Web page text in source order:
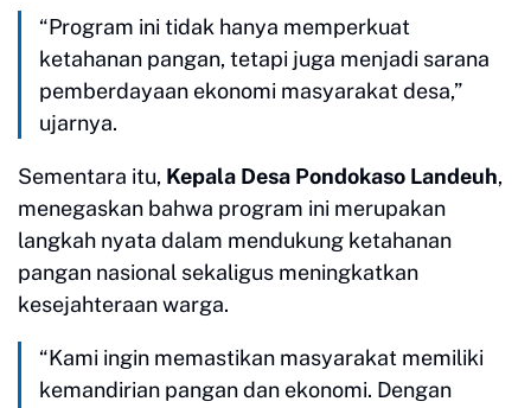
“Program ini tidak hanya memperkuat
ketahanan pangan, tetapi juga menjadi sarana
pemberdayaan ekonomi masyarakat desa,”
ujarnya.
Sementara itu, Kepala Desa Pondokaso Landeuh,
menegaskan bahwa program ini merupakan
langkah nyata dalam mendukung ketahanan
pangan nasional sekaligus meningkatkan
kesejahteraan warga.
“Kami ingin memastikan masyarakat memiliki
kemandirian pangan dan ekonomi. Dengan